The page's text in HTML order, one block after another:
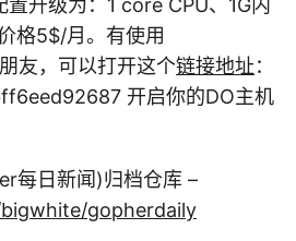
格5$/月。有使用
友，可以打开这个链接地址：
开启你的DO主机
每日新闻)归档仓库 –
gopherdaily